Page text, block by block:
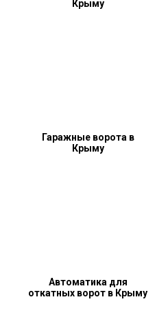
Крыму
Гаражные ворота в
Крыму
Автоматика для
откатных ворот в Крыму